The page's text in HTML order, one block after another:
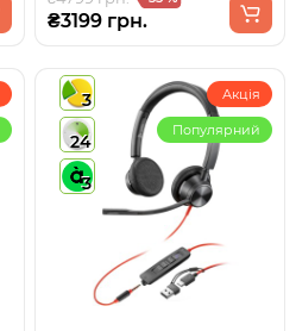
₴3199 грн.
3
24
3
Акція
Популярний